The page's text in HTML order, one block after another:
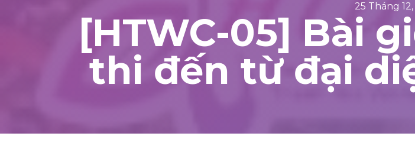
25 Tháng
[HTWC-05] Bài
thi đến từ đại